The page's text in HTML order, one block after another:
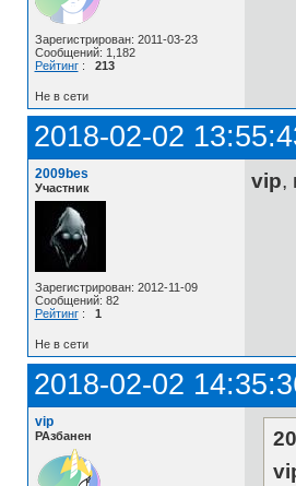
Зарегистрирован: 2011-03-23
Сообщений: 1,182
Рейтинг: 213
Не в сети
2018-02-02
2009bes
Участник
Зарегистрирован: 2012-11-09
Сообщений: 82
Рейтинг: 1
vip,
Не в сети
2018-02-02
vip
РАзбанен